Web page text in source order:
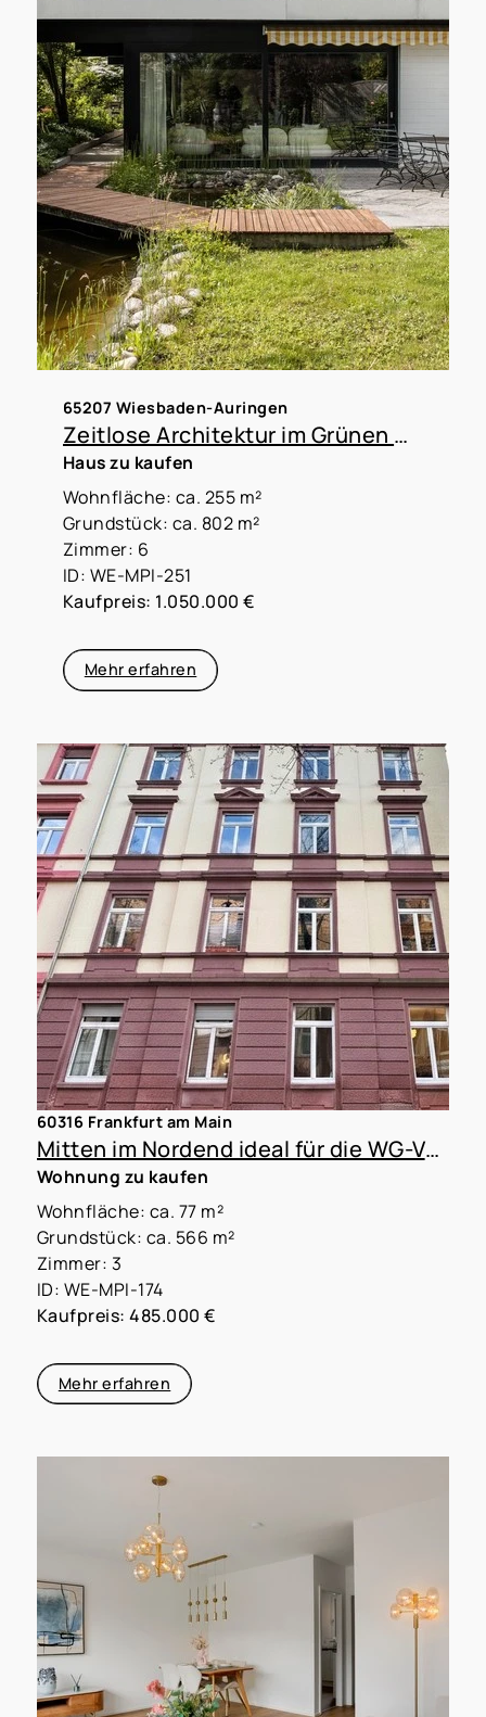
65207 Wiesbaden-Auringen
Zeitlose Architektur im Grünen mit Gestaltungsspielraum in WI-Auringen
Haus zu kaufen
Wohnfläche: ca. 255 m²
Grundstück: ca. 802 m²
Zimmer: 6
ID: WE-MPI-251
Kaufpreis: 1.050.000 €
Mehr erfahren
60316 Frankfurt am Main
Mitten im Nordend ideal für die WG-Vermietung
Wohnung zu kaufen
Wohnfläche: ca. 77 m²
Grundstück: ca. 566 m²
Zimmer: 3
ID: WE-MPI-174
Kaufpreis: 485.000 €
Mehr erfahren